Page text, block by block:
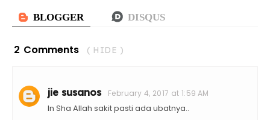
2 Comments ( HIDE )
jie susanos February 4, 2017 at 1:59 AM
In Sha Allah sakit pasti ada ubatnya..